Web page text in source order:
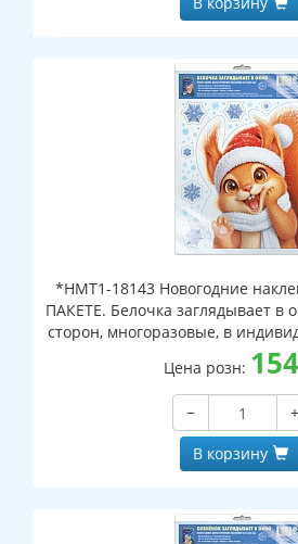
*НМТ1-18143 Новогодние
ПАКЕТЕ. Белочка заглядывает в
сторон, многоразовые, в
с европодвесом и
Цена розн: 154
−
+
В корзину